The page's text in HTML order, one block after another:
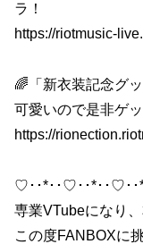
ラ！
https://riotmusic-
🌈「新衣装記念グ
可愛いので是非ゲ
https://
♡･･*･･♡･･*･･♡･
専業VTubeになり
この度FANBOXに